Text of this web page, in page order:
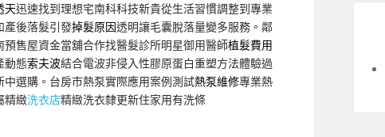
天迅速找到理想宅南科科技新貴從生活習慣調整到專業
產後落髮引發掉髮原因透明讓毛囊脫落量變多服務。鄰
預售屋資金當舖合作找醫髮診所明星御用醫師植髮費用
動態索夫波結合電波非侵入性膠原蛋白重塑方法體驗過
中選購。台房市熱泵實際應用案例測試熱泵維修專業熱
精緻洗衣店精緻洗衣隸更新住家用有洗條